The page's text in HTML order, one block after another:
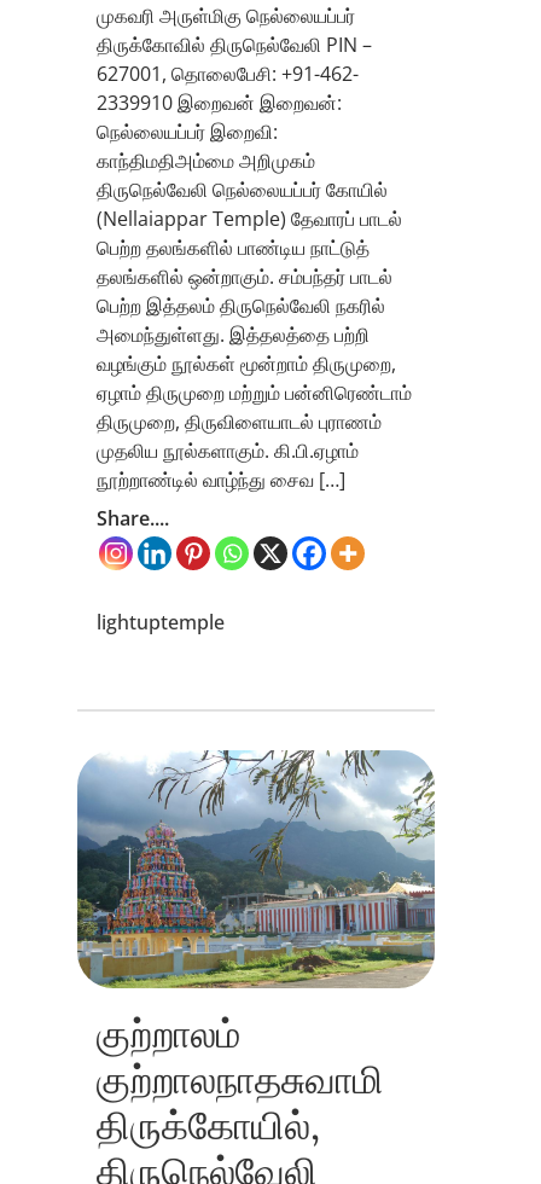
முகவரி அருள்மிகு நெல்லையப்பர்
திருக்கோவில் திருநெல்வேலி PIN –
627001, தொலைபேசி: +91-462-
2339910 இறைவன் இறைவன்:
நெல்லையப்பர் இறைவி:
காந்திமதிஅம்மை அறிமுகம்
திருநெல்வேலி நெல்லையப்பர் கோயில்
(Nellaiappar Temple) தேவாரப் பாடல்
பெற்ற தலங்களில் பாண்டிய நாட்டுத்
தலங்களில் ஒன்றாகும். சம்பந்தர் பாடல்
பெற்ற இத்தலம் திருநெல்வேலி நகரில்
அமைந்துள்ளது. இத்தலத்தை பற்றி
வழங்கும் நூல்கள் மூன்றாம் திருமுறை,
ஏழாம் திருமுறை மற்றும் பன்னிரெண்டாம்
திருமுறை, திருவிளையாடல் புராணம்
முதலிய நூல்களாகும். கி.பி.ஏழாம்
நூற்றாண்டில் வாழ்ந்து சைவ […]
Share....
lightuptemple
குற்றாலம்
குற்றாலநாதசுவாமி
திருக்கோயில்,
திருநெல்வேலி